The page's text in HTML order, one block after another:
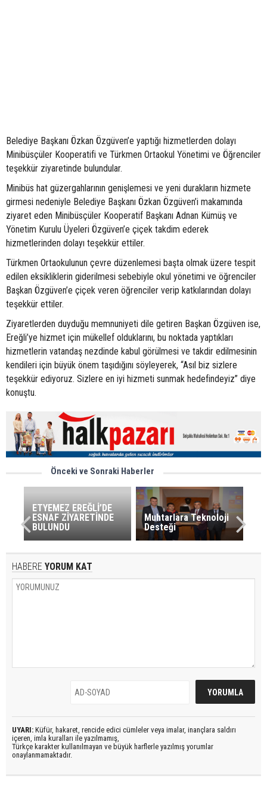
Belediye Başkanı Özkan Özgüven’e yaptığı hizmetlerden dolayı
Minibüsçüler Kooperatifi ve Türkmen Ortaokul Yönetimi ve Öğrenciler
teşekkür ziyaretinde bulundular.
Minibüs hat güzergahlarının genişlemesi ve yeni durakların hizmete
girmesi nedeniyle Belediye Başkanı Özkan Özgüven’i makamında
ziyaret eden Minibüsçüler Kooperatif Başkanı Adnan Kümüş ve
Yönetim Kurulu Üyeleri Özgüven’e çiçek takdim ederek
hizmetlerinden dolayı teşekkür ettiler.
Türkmen Ortaokulunun çevre düzenlemesi başta olmak üzere tespit
edilen eksikliklerin giderilmesi sebebiyle okul yönetimi ve öğrenciler
Başkan Özgüven’e çiçek veren öğrenciler verip katkılarından dolayı
teşekkür ettiler.
Ziyaretlerden duyduğu memnuniyeti dile getiren Başkan Özgüven ise,
Ereğli’ye hizmet için mükellef olduklarını, bu noktada yaptıkları
hizmetlerin vatandaş nezdinde kabul görülmesi ve takdir edilmesinin
kendileri için büyük önem taşıdığını söyleyerek, “Asıl biz sizlere
teşekkür ediyoruz. Sizlere en iyi hizmeti sunmak hedefindeyiz” diye
konuştu.
Önceki ve Sonraki Haberler
ETYEMEZ EREĞLİ’DE
ESNAF ZİYARETİNDE
BULUNDU
Muhtarlara Teknoloji
Desteği
HABERE YORUM KAT
UYARI: Küfür, hakaret, rencide edici cümleler veya imalar, inançlara saldırı
içeren, imla kuralları ile yazılmamış,
Türkçe karakter kullanılmayan ve büyük harflerle yazılmış yorumlar
onaylanmamaktadır.